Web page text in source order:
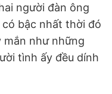
người đàn ông
bậc nhất thời đó
mắn như những
tình ấy đều dính